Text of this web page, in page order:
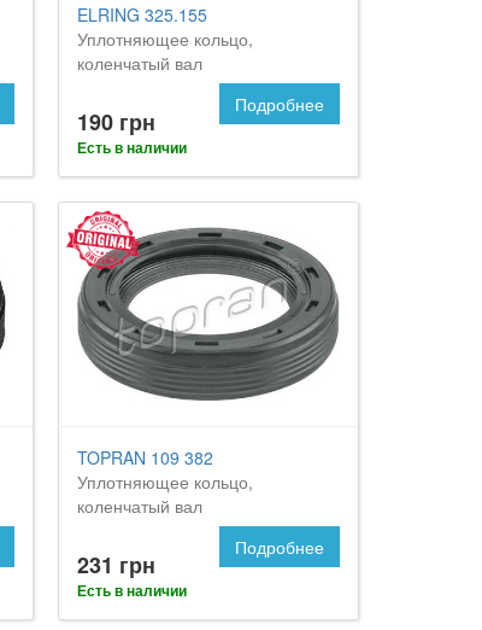
ELRING 325.155
Уплотняющее кольцо,
коленчатый вал
190 грн
Есть в наличии
Подробнее
TOPRAN 109 382
Уплотняющее кольцо,
коленчатый вал
231 грн
Есть в наличии
Подробнее